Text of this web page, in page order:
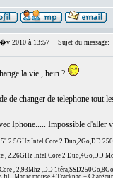
2010 à 13:57 Sujet du message:
la vie , hein ?
de changer de telephone tout
Iphone..... Impossible d'aller
2.5GHz Intel Core 2 Duo,2Go,DD
, 2.26GHz Intel Core 2 Duo,4Go,DD
, 2,93Mhz ,DD
fil , Magic mouse + Trackpad +